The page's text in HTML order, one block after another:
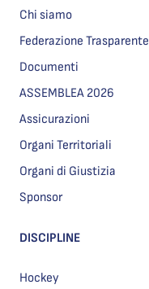
Chi siamo
Federazione Trasparente
Documenti
ASSEMBLEA 2026
Assicurazioni
Organi Territoriali
Organi di Giustizia
Sponsor
DISCIPLINE
Hockey